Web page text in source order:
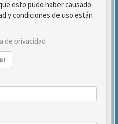
esto pudo haber causado.
y condiciones de uso están
de privacidad